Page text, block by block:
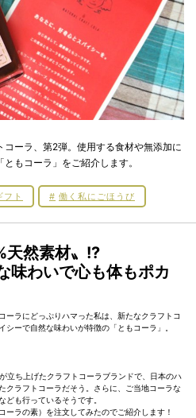
ーラ、第2弾。使用する食材や無添加に
もコーラ」をご紹介します。
フト 働く私にごほうび
天然素材〟!?
味わいで心も体もポカ
ーラにどっぷりハマった私は、新たなクラフトコ
シーで自然な味わいが特徴の「ともコーラ」。
立ち上げたクラフトコーラブランドで、日本のハ
クラフトコーラだそう。さらに、ご当地コーラな
ども行っているそうです。
ーラの素）を注文してみたのでご紹介します！